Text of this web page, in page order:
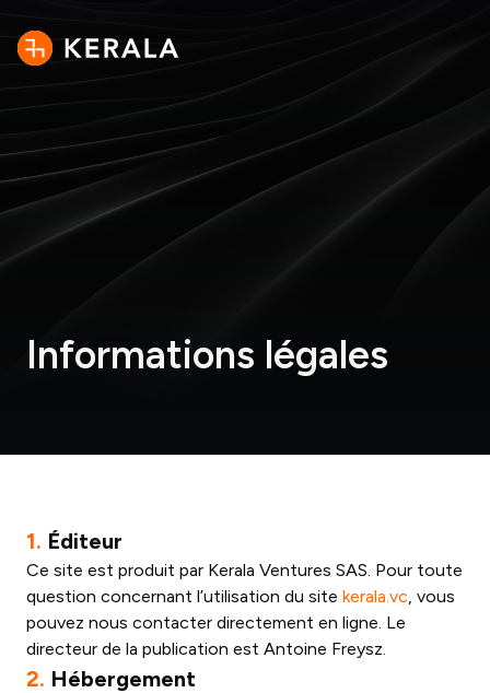
Informations légales
1. Éditeur
Ce site est produit par Kerala Ventures SAS. Pour toute
question concernant l’utilisation du site kerala.vc, vous
pouvez nous contacter directement en ligne. Le
directeur de la publication est Antoine Freysz.
2. Hébergement